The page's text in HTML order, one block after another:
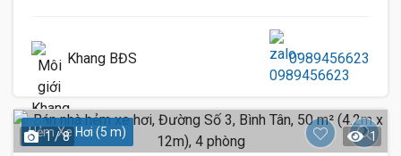
Khang BĐS 0989456623
Hẻm Xe Hơi (5 m)
1 / 8 1